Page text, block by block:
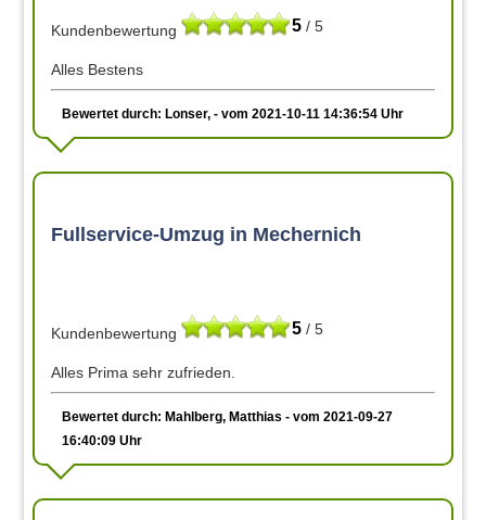
5 / 5
Kundenbewertung
Alles Bestens
Bewertet durch: Lonser, - vom 2021-10-11 14:36:54 Uhr
Fullservice-Umzug in Mechernich
5 / 5
Kundenbewertung
Alles Prima sehr zufrieden.
Bewertet durch: Mahlberg, Matthias - vom 2021-09-27
16:40:09 Uhr